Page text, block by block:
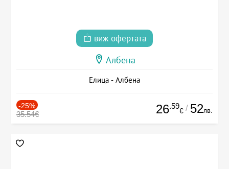
виж офертата
Албена
Елица - Албена
-25%
35.54€ 26.59
€ / 52лв.